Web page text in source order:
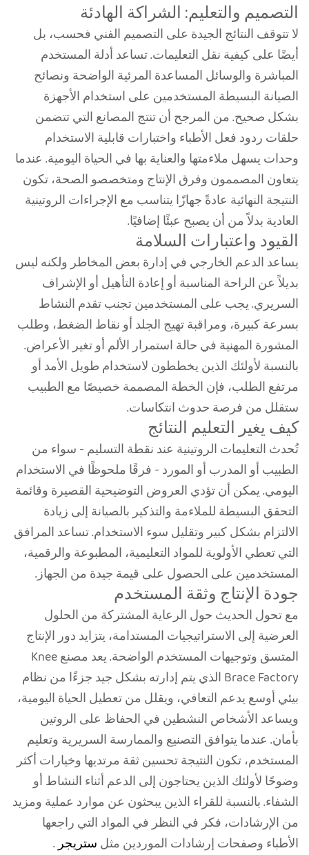
التصميم والتعليم: الشراكة الهادئة
لا تتوقف النتائج الجيدة على التصميم الفني فحسب، بل
أيضًا على كيفية نقل التعليمات. تساعد أدلة المستخدم
المباشرة والوسائل المساعدة المرئية الواضحة ونصائح
الصيانة البسيطة المستخدمين على استخدام الأجهزة
بشكل صحيح. من المرجح أن تنتج المصانع التي تتضمن
حلقات ردود فعل الأطباء واختبارات قابلية الاستخدام
وحدات يسهل ملاءمتها والعناية بها في الحياة اليومية. عندما
يتعاون المصممون وفرق الإنتاج ومتخصصو الصحة، تكون
النتيجة النهائية عادةً جهازًا يتناسب مع الإجراءات الروتينية
العادية بدلاً من أن يصبح عبئًا إضافيًا.
القيود واعتبارات السلامة
يساعد الدعم الخارجي في إدارة بعض المخاطر ولكنه ليس
بديلاً عن الراحة المناسبة أو إعادة التأهيل أو الإشراف
السريري. يجب على المستخدمين تجنب تقدم النشاط
بسرعة كبيرة، ومراقبة تهيج الجلد أو نقاط الضغط، وطلب
المشورة المهنية في حالة استمرار الألم أو تغير الأعراض.
بالنسبة لأولئك الذين يخططون لاستخدام طويل الأمد أو
مرتفع الطلب، فإن الخطة المصممة خصيصًا مع الطبيب
ستقلل من فرصة حدوث انتكاسات.
كيف يغير التعليم النتائج
تُحدث التعليمات الروتينية عند نقطة التسليم - سواء من
الطبيب أو المدرب أو المورد - فرقًا ملحوظًا في الاستخدام
اليومي. يمكن أن تؤدي العروض التوضيحية القصيرة وقائمة
التحقق البسيطة للملاءمة والتذكير بالصيانة إلى زيادة
الالتزام بشكل كبير وتقليل سوء الاستخدام. تساعد المرافق
التي تعطي الأولوية للمواد التعليمية، المطبوعة والرقمية،
المستخدمين على الحصول على قيمة جيدة من الجهاز.
جودة الإنتاج وثقة المستخدم
مع تحول الحديث حول الرعاية المشتركة من الحلول
العرضية إلى الاستراتيجيات المستدامة، يتزايد دور الإنتاج
المتسق وتوجيهات المستخدم الواضحة. يعد مصنع Knee
Brace Factory الذي يتم إدارته بشكل جيد جزءًا من نظام
بيئي أوسع يدعم التعافي، ويقلل من تعطيل الحياة اليومية،
ويساعد الأشخاص النشطين في الحفاظ على الروتين
بأمان. عندما يتوافق التصنيع والممارسة السريرية وتعليم
المستخدم، تكون النتيجة تحسين ثقة مرتديها وخيارات أكثر
وضوحًا لأولئك الذين يحتاجون إلى الدعم أثناء النشاط أو
الشفاء. بالنسبة للقراء الذين يبحثون عن موارد عملية ومزيد
من الإرشادات، فكر في النظر في المواد التي راجعها
الأطباء وصفحات إرشادات الموردين مثل ستريجر.